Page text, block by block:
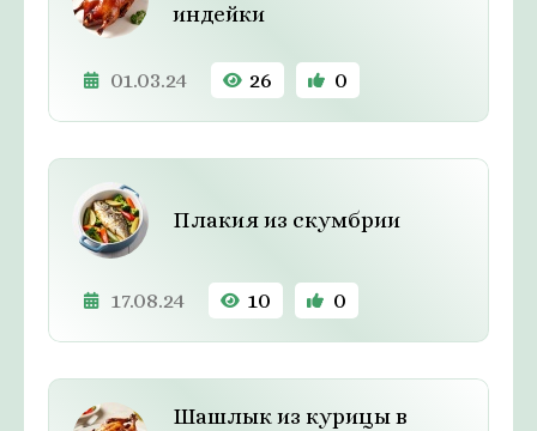
индейки
01.03.24 26 0
Плакия из скумбрии
17.08.24 10 0
Шашлык из курицы в